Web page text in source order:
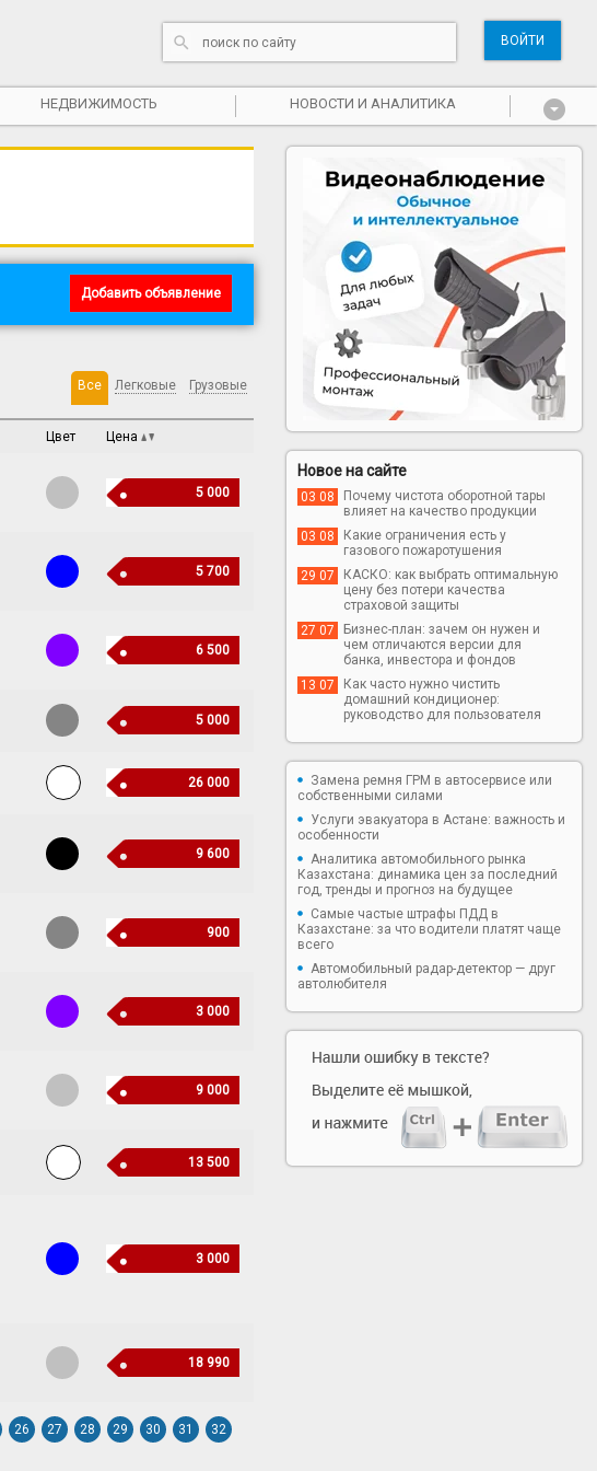
ВОЙТИ
НЕДВИЖИМОСТЬ НОВОСТИ И АНАЛИТИКА
Добавить объявление
Все Легковые Грузовые
Цвет Цена
5 000
5 700
6 500
5 000
26 000
9 600
900
3 000
9 000
13 500
3 000
18 990
26 27 28 29 30 31 32
Новое на сайте
03 08
Почему чистота оборотной тары
влияет на качество продукции
03 08
Какие ограничения есть у
газового пожаротушения
29 07
КАСКО: как выбрать оптимальную
цену без потери качества
страховой защиты
27 07
Бизнес-план: зачем он нужен и
чем отличаются версии для
банка, инвестора и фондов
13 07
Как часто нужно чистить
домашний кондиционер:
руководство для пользователя
Замена ремня ГРМ в автосервисе или
собственными силами
Услуги эвакуатора в Астане: важность и
особенности
Аналитика автомобильного рынка
Казахстана: динамика цен за последний
год, тренды и прогноз на будущее
Самые частые штрафы ПДД в
Казахстане: за что водители платят чаще
всего
Автомобильный радар-детектор — друг
автолюбителя